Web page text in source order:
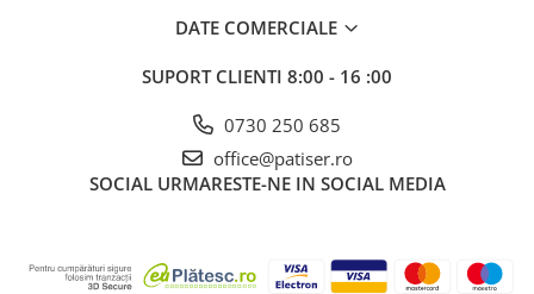
DATE COMERCIALE
SUPORT CLIENTI 8:00 - 16 :00
0730 250 685
office@patiser.ro
SOCIAL URMARESTE-NE IN SOCIAL MEDIA